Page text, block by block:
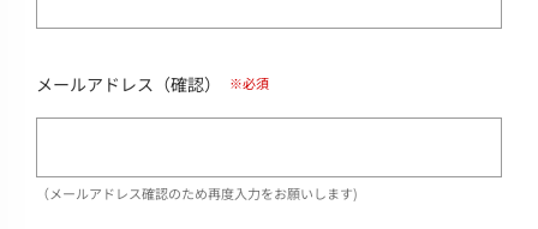
メールアドレス（確認）
（メールアドレス確認のため再度入力をお願いします)